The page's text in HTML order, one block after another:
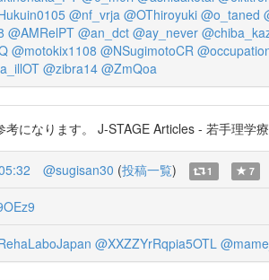
@nf_vrja @OThiroyuki @o_taned
@AMRelPT @an_dct @ay_never
@motokix1108 @NSugimotoCR
@zibra14 @ZmQoa
考になります。 J-STAGE Articles - 若手理
@sugisan30 (投稿一覧) 1 7
@XXZZYrRqpia5OTL